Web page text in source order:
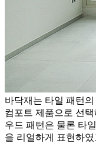
바닥재는 타일 패턴
컴포트 제품으로 선
우드 패턴은 물론 타
을 리얼하게 표현하